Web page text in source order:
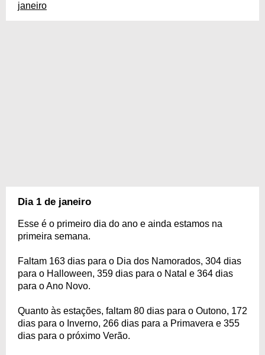
janeiro
Dia 1 de janeiro
Esse é o primeiro dia do ano e ainda estamos na
primeira semana.
Faltam 163 dias para o Dia dos Namorados, 304 dias
para o Halloween, 359 dias para o Natal e 364 dias
para o Ano Novo.
Quanto às estações, faltam 80 dias para o Outono, 172
dias para o Inverno, 266 dias para a Primavera e 355
dias para o próximo Verão.